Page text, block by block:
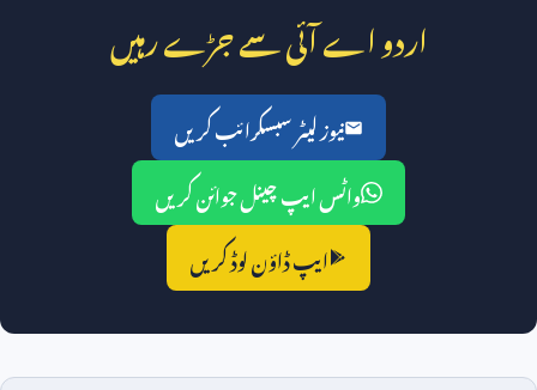
اردو اے آئی سے جڑے رہیں
نیوز لیٹر سبسکرائب کریں
واٹس ایپ چینل جوائن کریں
ایپ ڈاؤن لوڈ کریں